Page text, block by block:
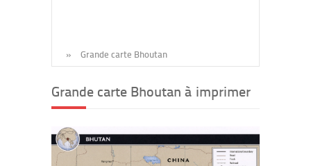
» Grande carte Bhoutan
Grande carte Bhoutan à imprimer